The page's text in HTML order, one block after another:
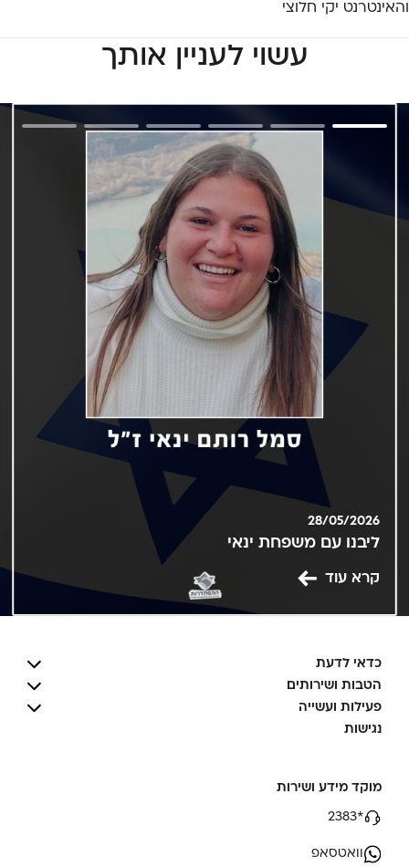
והאינטרנט יקי חלוצי
עשוי לעניין אותך
28/05/2026
ליבנו עם משפחת ינאי
קרא עוד
כדאי לדעת
הטבות ושירותים
פעילות ועשייה
נגישות
מוקד מידע ושירות
*2383
וואטסאפ